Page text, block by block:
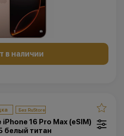
в наличии
16 Pro Max (eSIM)
белый титан